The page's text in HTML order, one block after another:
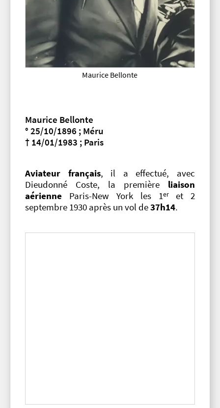
Maurice Bellonte
Maurice Bellonte
° 25/10/1896 ; Méru
† 14/01/1983 ; Paris
Aviateur français, il a effectué, avec
Dieudonné Coste, la première liaison
aérienne Paris-New York les 1er et 2
septembre 1930 après un vol de37h14.